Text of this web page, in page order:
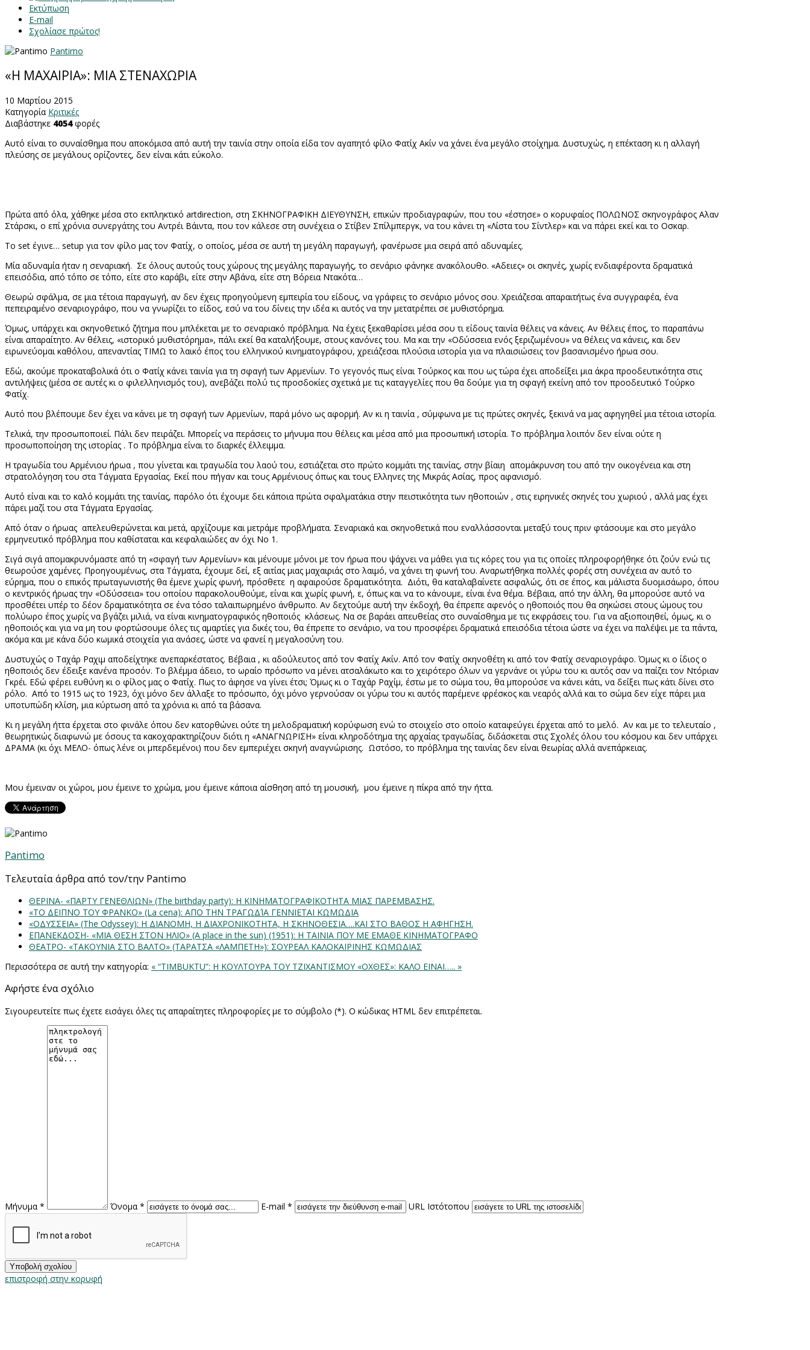
Εκτύπωση
E-mail
Σχολίασε πρώτος!
Pantimo
«Η ΜΑΧΑΙΡΙΑ»: ΜΙΑ ΣΤΕΝΑΧΩΡΙΑ
10 Μαρτίου 2015
Κατηγορία Κριτικές
Διαβάστηκε 4054φορές
Αυτό είναι το συναίσθημα που αποκόμισα από αυτή την ταινία στην οποία είδα τον αγαπητό φίλο Φατίχ Ακίν να χάνει ένα μεγάλο στοίχημα. Δυστυχώς, η επέκταση κι η αλλαγή
πλεύσης σε μεγάλους ορίζοντες, δεν είναι κάτι εύκολο.
Πρώτα από όλα, χάθηκε μέσα στο εκπληκτικό artdirection, στη ΣΚΗΝΟΓΡΑΦΙΚΗ ΔΙΕΥΘΥΝΣΗ, επικών προδιαγραφών, που του «έστησε» ο κορυφαίος ΠΟΛΩΝΟΣ σκηνογράφος Αλαν
Στάρσκι, ο επί χρόνια συνεργάτης του Αντρέι Βάιντα, που τον κάλεσε στη συνέχεια ο Στίβεν Σπίλμπεργκ, να του κάνει τη «Λίστα του Σίντλερ» και να πάρει εκεί και το Οσκαρ.
Το set έγινε… setup για τον φίλο μας τον Φατίχ, ο οποίος, μέσα σε αυτή τη μεγάλη παραγωγή, φανέρωσε μια σειρά από αδυναμίες.
Μία αδυναμία ήταν η σεναριακή. Σε όλους αυτούς τους χώρους της μεγάλης παραγωγής, το σενάριο φάνηκε ανακόλουθο. «Αδειες» οι σκηνές, χωρίς ενδιαφέροντα δραματικά
επεισόδια, από τόπο σε τόπο, είτε στο καράβι, είτε στην Αβάνα, είτε στη Βόρεια Ντακότα…
Θεωρώ σφάλμα, σε μια τέτοια παραγωγή, αν δεν έχεις προηγούμενη εμπειρία του είδους, να γράφεις το σενάριο μόνος σου. Χρειάζεσαι απαραιτήτως ένα συγγραφέα, ένα
πεπειραμένο σεναριογράφο, που να γνωρίζει το είδος, εσύ να του δίνεις την ιδέα κι αυτός να την μετατρέπει σε μυθιστόρημα.
Όμως, υπάρχει και σκηνοθετικό ζήτημα που μπλέκεται με το σεναριακό πρόβλημα. Να έχεις ξεκαθαρίσει μέσα σου τι είδους ταινία θέλεις να κάνεις. Αν θέλεις έπος, το παραπάνω
είναι απαραίτητο. Αν θέλεις, «ιστορικό μυθιστόρημα», πάλι εκεί θα καταλήξουμε, στους κανόνες του. Μα και την «Οδύσσεια ενός ξεριζωμένου» να θέλεις να κάνεις, και δεν
ειρωνεύομαι καθόλου, απεναντίας ΤΙΜΩ το λαικό έπος του ελληνικού κινηματογράφου, χρειάζεσαι πλούσια ιστορία για να πλαισιώσεις τον βασανισμένο ήρωα σου.
Εδώ, ακούμε προκαταβολικά ότι ο Φατίχ κάνει ταινία για τη σφαγή των Αρμενίων. Το γεγονός πως είναι Τούρκος και που ως τώρα έχει αποδείξει μια άκρα προοδευτικότητα στις
αντιλήψεις (μέσα σε αυτές κι ο φιλελληνισμός του), ανεβάζει πολύ τις προσδοκίες σχετικά με τις καταγγελίες που θα δούμε για τη σφαγή εκείνη από τον προοδευτικό Τούρκο
Φατίχ.
Αυτό που βλέπουμε δεν έχει να κάνει με τη σφαγή των Αρμενίων, παρά μόνο ως αφορμή. Αν κι η ταινία , σύμφωνα με τις πρώτες σκηνές, ξεκινά να μας αφηγηθεί μια τέτοια ιστορία.
Τελικά, την προσωποποιεί. Πάλι δεν πειράζει. Μπορείς να περάσεις το μήνυμα που θέλεις και μέσα από μια προσωπική ιστορία. Το πρόβλημα λοιπόν δεν είναι ούτε η
προσωποποίηση της ιστορίας . Το πρόβλημα είναι το διαρκές έλλειμμα.
Η τραγωδία του Αρμένιου ήρωα , που γίνεται και τραγωδία του λαού του, εστιάζεται στο πρώτο κομμάτι της ταινίας, στην βίαιη απομάκρυνση του από την οικογένεια και στη
στρατολόγηση του στα Τάγματα Εργασίας. Εκεί που πήγαν και τους Αρμένιους όπως και τους Ελληνες της Μικράς Ασίας, προς αφανισμό.
Αυτό είναι και το καλό κομμάτι της ταινίας, παρόλο ότι έχουμε δει κάποια πρώτα σφαλματάκια στην πειστικότητα των ηθοποιών , στις ειρηνικές σκηνές του χωριού , αλλά μας έχει
πάρει μαζί του στα Τάγματα Εργασίας.
Από όταν ο ήρωας απελευθερώνεται και μετά, αρχίζουμε και μετράμε προβλήματα. Σεναριακά και σκηνοθετικά που εναλλάσσονται μεταξύ τους πριν φτάσουμε και στο μεγάλο
ερμηνευτικό πρόβλημα που καθίσταται και κεφαλαιώδες αν όχι Νο 1.
Σιγά σιγά απομακρυνόμαστε από τη «σφαγή των Αρμενίων» και μένουμε μόνοι με τον ήρωα που ψάχνει να μάθει για τις κόρες του για τις οποίες πληροφορήθηκε ότι ζούν ενώ τις
θεωρούσε χαμένες. Προηγουμένως, στα Τάγματα, έχουμε δεί, εξ αιτίας μιας μαχαιριάς στο λαιμό, να χάνει τη φωνή του. Αναρωτήθηκα πολλές φορές στη συνέχεια αν αυτό το
εύρημα, που ο επικός πρωταγωνιστής θα έμενε χωρίς φωνή, πρόσθετε η αφαιρούσε δραματικότητα. Διότι, θα καταλαβαίνετε ασφαλώς, ότι σε έπος, και μάλιστα δυομισάωρο, όπου
ο κεντρικός ήρωας την «Οδύσσεια» του οποίου παρακολουθούμε, είναι και χωρίς φωνή, ε, όπως και να το κάνουμε, είναι ένα θέμα. Βέβαια, από την άλλη, θα μπορούσε αυτό να
προσθέτει υπέρ το δέον δραματικότητα σε ένα τόσο ταλαιπωρημένο άνθρωπο. Αν δεχτούμε αυτή την έκδοχή, θα έπρεπε αφενός ο ηθοποιός που θα σηκώσει στους ώμους του
πολύωρο έπος χωρίς να βγάζει μιλιά, να είναι κινηματογραφικός ηθοποιός κλάσεως. Να σε βαράει απευθείας στο συναίσθημα με τις εκφράσεις του. Για να αξιοποιηθεί, όμως, κι ο
ηθοποιός και για να μη του φορτώσουμε όλες τις αμαρτίες για δικές του, θα έπρεπε το σενάριο, να του προσφέρει δραματικά επεισόδια τέτοια ώστε να έχει να παλέψει με τα πάντα,
ακόμα και με κάνα δύο κωμικά στοιχεία για ανάσες, ώστε να φανεί η μεγαλοσύνη του.
Δυστυχώς ο Ταχάρ Ραχιμ αποδείχτηκε ανεπαρκέστατος. Βέβαια , κι αδούλευτος από τον Φατίχ Ακίν. Από τον Φατίχ σκηνοθέτη κι από τον Φατίχ σεναριογράφο. Όμως κι ο ίδιος ο
ηθοποιός δεν έδειξε κανένα προσόν. Το βλέμμα άδειο, το ωραίο πρόσωπο να μένει ατσαλάκωτο και το χειρότερο όλων να γερνάνε οι γύρω του κι αυτός σαν να παίζει τον Ντόριαν
Γκρέι. Εδώ φέρει ευθύνη κι ο φίλος μας ο Φατίχ. Πως το άφησε να γίνει έτσι; Όμως κι ο Ταχάρ Ραχίμ, έστω με το σώμα του, θα μπορούσε να κάνει κάτι, να δείξει πως κάτι δίνει στο
ρόλο. Από το 1915 ως το 1923, όχι μόνο δεν άλλαξε το πρόσωπο, όχι μόνο γερνούσαν οι γύρω του κι αυτός παρέμενε φρέσκος και νεαρός αλλά και το σώμα δεν είχε πάρει μια
υποτυπώδη κλίση, μια κύρτωση από τα χρόνια κι από τα βάσανα.
Κι η μεγάλη ήττα έρχεται στο φινάλε όπου δεν κατορθώνει ούτε τη μελοδραματική κορύφωση ενώ το στοιχείο στο οποίο καταφεύγει έρχεται από το μελό. Αν και με το τελευταίο ,
θεωρητικώς διαφωνώ με όσους τα κακοχαρακτηρίζουν διότι η «ΑΝΑΓΝΩΡΙΣΗ» είναι κληροδότημα της αρχαίας τραγωδίας, διδάσκεται στις Σχολές όλου του κόσμου και δεν υπάρχει
ΔΡΑΜΑ (κι όχι ΜΕΛΟ- όπως λένε οι μπερδεμένοι) που δεν εμπεριέχει σκηνή αναγνώρισης. Ωστόσο, το πρόβλημα της ταινίας δεν είναι θεωρίας αλλά ανεπάρκειας.
Μου έμειναν οι χώροι, μου έμεινε το χρώμα, μου έμεινε κάποια αίσθηση από τη μουσική, μου έμεινε η πίκρα από την ήττα.
Pantimo
Τελευταία άρθρα από τον/την Pantimo
ΘΕΡΙΝΑ- «ΠΑΡΤΥ ΓΕΝΕΘΛΙΩΝ» (The birthday party): H KINHMATOΓΡΑΦΙΚΟΤΗΤΑ ΜΙΑΣ ΠΑΡΕΜΒΑΣΗΣ.
«ΤΟ ΔΕΙΠΝΟ ΤΟΥ ΦΡΑΝΚΟ» (La cena): ΑΠΟ ΤΗΝ ΤΡΑΓΩΔΊΑ ΓΕΝΝΙΕΤΑΙ ΚΩΜΩΔΙΑ
«ΟΔΥΣΣΕΙΑ» (The Odyssey): Η ΔΙΑΝΟΜΗ, Η ΔΙΑΧΡΟΝΙΚΟΤΗΤΑ, Η ΣΚΗΝΟΘΕΣΙΑ….ΚΑΙ ΣΤΟ ΒΑΘΟΣ Η ΑΦΗΓΗΣΗ.
ΕΠΑΝΕΚΔΟΣΗ- «ΜΙΑ ΘΕΣΗ ΣΤΟΝ ΗΛΙΟ» (Α place in the sun) (1951): Η ΤΑΙΝΙΑ ΠΟΥ ΜΕ ΕΜΑΘΕ ΚΙΝΗΜΑΤΟΓΡΑΦΟ
ΘΕΑΤΡΟ- «ΤΑΚΟΥΝΙΑ ΣΤΟ ΒΑΛΤΟ» (ΤΑΡΑΤΣΑ «ΛΑΜΠΕΤΗ»): ΣΟΥΡΕΑΛ ΚΑΛΟΚΑΙΡΙΝΗΣ ΚΩΜΩΔΙΑΣ
Περισσότερα σε αυτή την κατηγορία: « “TIMBUKTU”: Η ΚΟΥΛΤΟΥΡΑ ΤΟΥ ΤΖΙΧΑΝΤΙΣΜΟΥ «ΟΧΘΕΣ»: ΚΑΛΟ ΕΙΝΑΙ….. »
Αφήστε ένα σχόλιο
Σιγουρευτείτε πως έχετε εισάγει όλες τις απαραίτητες πληροφορίες με το σύμβολο (*). Ο κώδικας HTML δεν επιτρέπεται.
Μήνυμα * Όνομα * E-mail * URL Ιστότοπου
επιστροφή στην κορυφή